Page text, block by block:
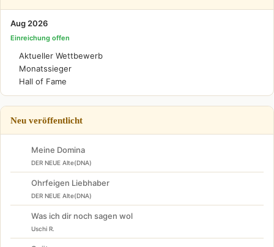
Aug 2026
Einreichung offen
Aktueller Wettbewerb
Monatssieger
Hall of Fame
Neu veröffentlicht
Meine Domina
DER NEUE Alte(DNA)
Ohrfeigen Liebhaber
DER NEUE Alte(DNA)
Was ich dir noch sagen wol
Uschi R.